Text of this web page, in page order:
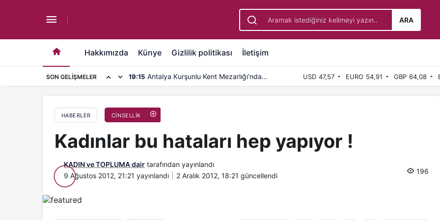
ARA
Hakkımızda Künye Gizlilik politikası İletişim
SON GELIŞMELER 19:15 Antalya Kurşunlu Kent Mezarlığı’nda USD 47,57 EURO 54,91 GBP 64,08
HABERLER CİNSELLİK
Kadınlar bu hataları hep yapıyor !
KADIN ve TOPLUMA dair tarafından yayınlandı
9 Ağustos 2012, 21:21 yayınlandı 2 Aralık 2012, 18:21 güncellendi
196
Kadınlar bu hataları hep yapıyor !